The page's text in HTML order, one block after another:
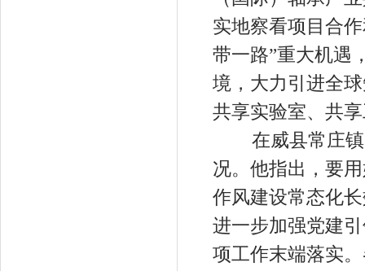
实地察看项目合
带一路”重大机遇
境，大力引进全
共享实验室、共
在威县常庄镇
况。他指出，要
作风建设常态化
进一步加强党建
项工作末端落实